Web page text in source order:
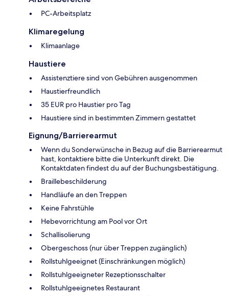
PC-Arbeitsplatz
Klimaregelung
Klimaanlage
Haustiere
Assistenztiere sind von Gebühren ausgenommen
Haustierfreundlich
35 EUR pro Haustier pro Tag
Haustiere sind in bestimmten Zimmern gestattet
Eignung/Barrierearmut
Wenn du Sonderwünsche in Bezug auf die Barrierearmut
hast, kontaktiere bitte die Unterkunft direkt. Die
Kontaktdaten findest du auf der Buchungsbestätigung.
Braillebeschilderung
Handläufe an den Treppen
Keine Fahrstühle
Hebevorrichtung am Pool vor Ort
Schallisolierung
Obergeschoss (nur über Treppen zugänglich)
Rollstuhlgeeignet (Einschränkungen möglich)
Rollstuhlgeeigneter Rezeptionsschalter
Rollstuhlgeeignetes Restaurant